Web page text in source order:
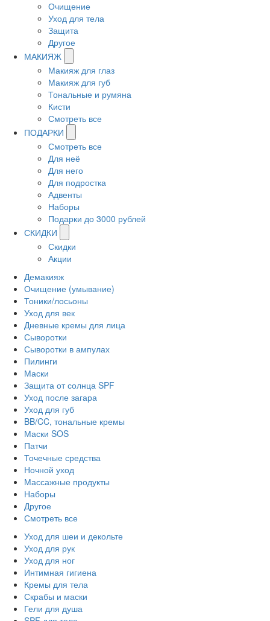
Очищение
Уход для тела
Защита
Другое
МАКИЯЖ
Макияж для глаз
Макияж для губ
Тональные и румяна
Кисти
Смотреть все
ПОДАРКИ
Смотреть все
Для неё
Для него
Для подростка
Адвенты
Наборы
Подарки до 3000 рублей
СКИДКИ
Скидки
Акции
Демакияж
Очищение (умывание)
Тоники/лосьоны
Уход для век
Дневные кремы для лица
Сыворотки
Сыворотки в ампулах
Пилинги
Маски
Защита от солнца SPF
Уход после загара
Уход для губ
BB/CC, тональные кремы
Маски SOS
Патчи
Точечные средства
Ночной уход
Массажные продукты
Наборы
Другое
Смотреть все
Уход для шеи и декольте
Уход для рук
Уход для ног
Интимная гигиена
Кремы для тела
Скрабы и маски
Гели для душа